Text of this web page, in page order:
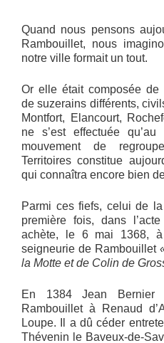
Quand nous pensons
Rambouillet, nous
notre ville formait un tout.
Or elle était composée de
de suzerains différents,
Montfort, Elancourt,
ne s’est effectuée
mouvement de
Territoires constitue
qui connaîtra encore bien
Parmi ces fiefs, celui de
première fois, dans
achète, le 6 mai 1368,
seigneurie de Rambouillet
la Motte et de Colin de
En 1384 Jean Bernier
Rambouillet à Renaud
Loupe. Il a dû céder
Thévenin le Baveux-de-